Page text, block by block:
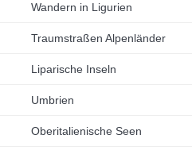
Wandern in Ligurien
Traumstraßen Alpenländer
Liparische Inseln
Umbrien
Oberitalienische Seen